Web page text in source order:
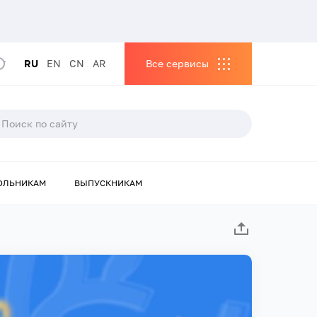
RU EN CN AR Все сервисы
ВЫПУСКНИКАМ